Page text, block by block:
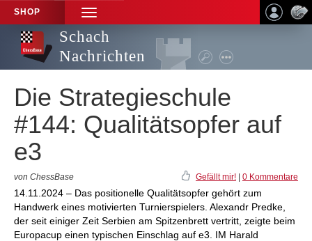
SHOP
TOGGLE
NAVIGATION
Schach
Nachrichten
Die Strategieschule
#144: Qualitätsopfer auf
e3
von ChessBase Gefällt mir! 0 Kommentare
14.11.2024 – Das positionelle Qualitätsopfer gehört zum
Handwerk eines motivierten Turnierspielers. Alexandr Predke,
der seit einiger Zeit Serbien am Spitzenbrett vertritt, zeigte beim
Europacup einen typischen Einschlag auf e3. IM Harald